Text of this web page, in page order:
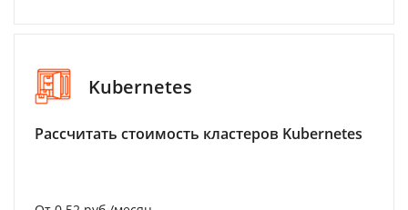
Kubernetes
Рассчитать стоимость кластеров Kubernetes